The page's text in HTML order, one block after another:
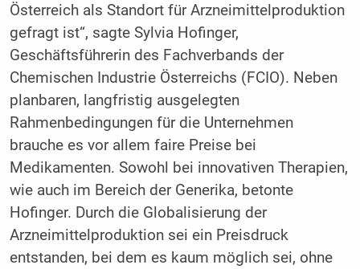
Österreich als Standort für Arzneimittelproduktion
gefragt ist“, sagte Sylvia Hofinger,
Geschäftsführerin des Fachverbands der
Chemischen Industrie Österreichs (FCIO). Neben
planbaren, langfristig ausgelegten
Rahmenbedingungen für die Unternehmen
brauche es vor allem faire Preise bei
Medikamenten. Sowohl bei innovativen Therapien,
wie auch im Bereich der Generika, betonte
Hofinger. Durch die Globalisierung der
Arzneimittelproduktion sei ein Preisdruck
entstanden, bei dem es kaum möglich sei, ohne